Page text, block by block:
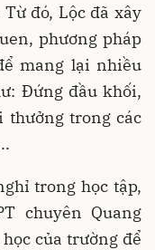
đó, Lộc đã xây
phương pháp
mang lại nhiều
Đứng đầu khối,
thưởng trong các
trong học tập,
chuyên Quang
của trường để